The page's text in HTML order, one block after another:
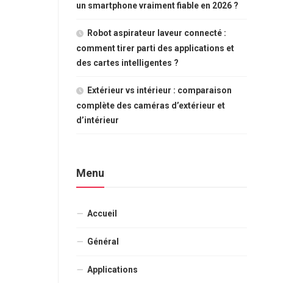
un smartphone vraiment fiable en 2026 ?
Robot aspirateur laveur connecté :
comment tirer parti des applications et
des cartes intelligentes ?
Extérieur vs intérieur : comparaison
complète des caméras d’extérieur et
d’intérieur
Menu
Accueil
Général
Applications